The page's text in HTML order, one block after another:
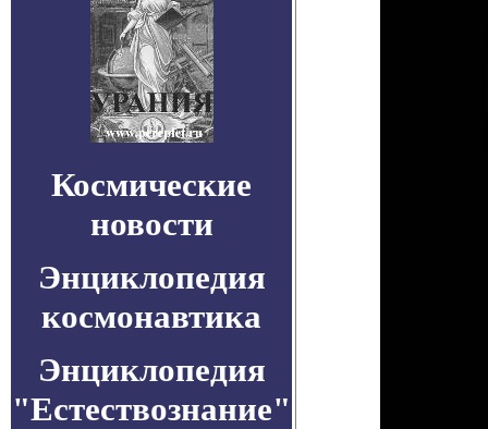
Космические
новости
Энциклопедия
космонавтика
Энциклопедия
"Естествознание"